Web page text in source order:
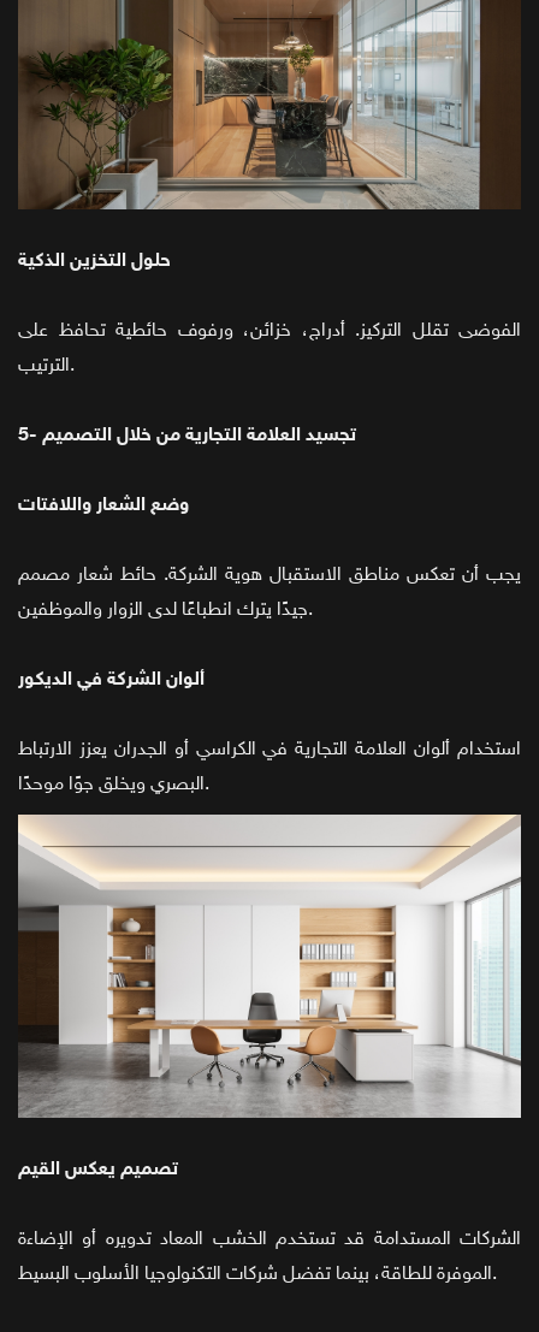
حلول التخزين الذكية
الفوضى تقلل التركيز. أدراج، خزائن، ورفوف حائطية تحافظ على
الترتيب.
5- تجسيد العلامة التجارية من خلال التصميم
وضع الشعار واللافتات
يجب أن تعكس مناطق الاستقبال هوية الشركة. حائط شعار مصمم
جيدًا يترك انطباعًا لدى الزوار والموظفين.
ألوان الشركة في الديكور
استخدام ألوان العلامة التجارية في الكراسي أو الجدران يعزز الارتباط
البصري ويخلق جوًا موحدًا.
تصميم يعكس القيم
الشركات المستدامة قد تستخدم الخشب المعاد تدويره أو الإضاءة
الموفرة للطاقة، بينما تفضل شركات التكنولوجيا الأسلوب البسيط.